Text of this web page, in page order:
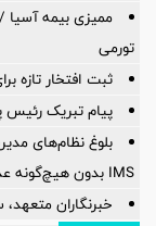
ممیزی بیمه آسیا
تورمی
ثبت افتخار تازه
پیام تبریک رئیس
بلوغ نظام‌های
IMS بدون هیچ‌گونه عدم انطباق تأیید شد
خبرنگاران